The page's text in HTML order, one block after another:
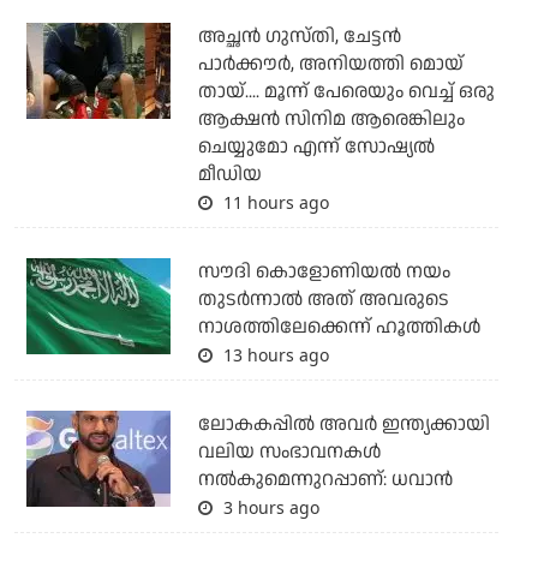
അച്ഛന്‍ ഗുസ്തി, ചേട്ടന്‍
പാര്‍ക്കൗര്‍, അനിയത്തി മൊയ്
തായ്.... മൂന്ന് പേരെയും വെച്ച് ഒരു
ആക്ഷന്‍ സിനിമ ആരെങ്കിലും
ചെയ്യുമോ എന്ന് സോഷ്യല്‍
മീഡിയ
11 hours ago
സൗദി കൊളോണിയല്‍ നയം
തുടര്‍ന്നാല്‍ അത് അവരുടെ
നാശത്തിലേക്കെന്ന് ഹൂത്തികള്‍
13 hours ago
ലോകകപ്പിൽ അവര്‍ ഇന്ത്യക്കായി
വലിയ സംഭാവനകള്‍
നല്‍കുമെന്നുറപ്പാണ്: ധവാന്‍
3 hours ago